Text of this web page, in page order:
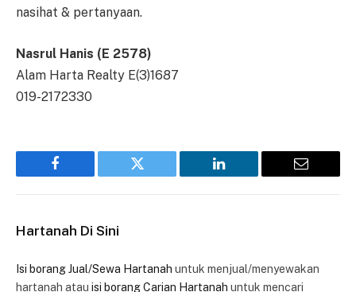
nasihat & pertanyaan.
Nasrul Hanis (E 2578)
Alam Harta Realty E(3)1687
019-2172330
Facebook Twitter LinkedIn Email
Hartanah Di Sini
Isi borang Jual/Sewa Hartanah untuk menjual/menyewakan
hartanah atau isi borang Carian Hartanah untuk mencari